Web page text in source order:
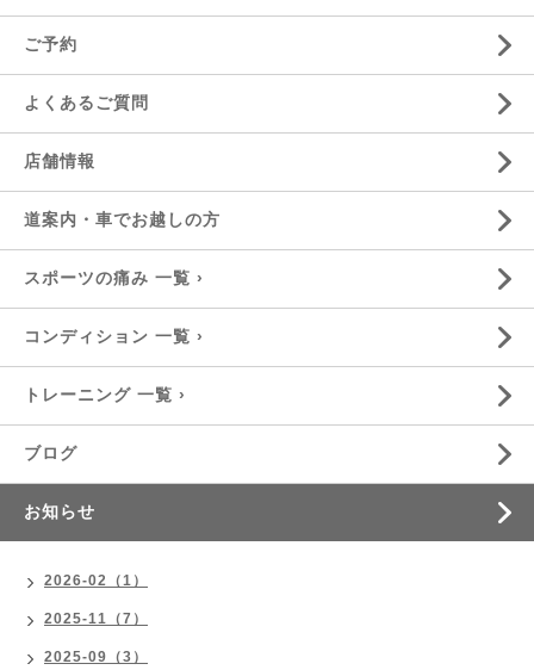
ご予約
よくあるご質問
店舗情報
道案内・車でお越しの方
スポーツの痛み 一覧 ›
コンディション 一覧 ›
トレーニング 一覧 ›
ブログ
お知らせ
2026-02（1）
2025-11（7）
2025-09（3）